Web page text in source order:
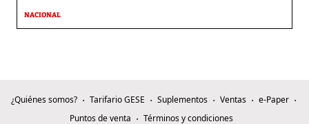
NACIONAL
¿Quiénes somos? Tarifario GESE Suplementos Ventas
e-Paper
Puntos de venta
Términos y condiciones